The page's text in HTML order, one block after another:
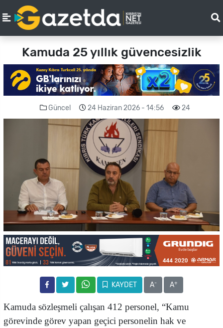
Kamuda 25 yıllık güvencesizlik
Güncel 24 Haziran 2026 - 14:56 24
KAYDET A- A+
Kamuda sözleşmeli çalışan 412 personel, “Kamu
görevinde görev yapan geçici personelin hak ve